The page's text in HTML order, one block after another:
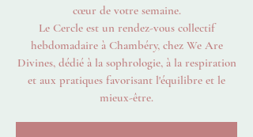
cœur de votre semaine.
Le Cercle est un rendez-vous collectif
hebdomadaire à Chambéry, chez We Are
Divines, dédié à la sophrologie, à la respiration
et aux pratiques favorisant l'équilibre et le
mieux-être.